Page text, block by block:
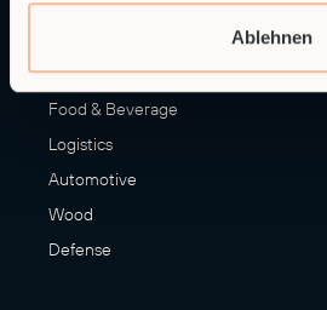
Ablehnen
Manufacturing
Food & Beverage
Logistics
Automotive
Wood
Defense